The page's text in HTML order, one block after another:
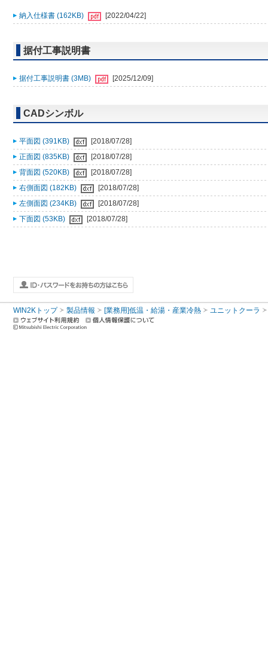
納入仕様書 (162KB) [2022/04/22]
据付工事説明書
据付工事説明書 (3MB) [2025/12/09]
CADシンボル
平面図 (391KB)
[2018/07/28]
正面図 (835KB)
[2018/07/28]
背面図 (520KB)
[2018/07/28]
右側面図 (182KB)
[2018/07/28]
左側面図 (234KB)
[2018/07/28]
下面図 (53KB)
[2018/07/28]
WIN2Kトップ 製品情報 [業務用]低温・給湯・産業冷熱 ユニットクーラ